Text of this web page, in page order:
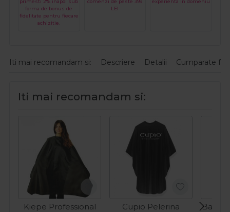
primesti 2% inapoi sub
forma de bonus de
fidelitate pentru fiecare
achizitie.
comenzi de peste 399
LEI
experienta in domeniu
Iti mai recomandam si: Descriere Detalii Cumparate
Iti mai recomandam si:
Kiepe Professional
Cupio Pelerina